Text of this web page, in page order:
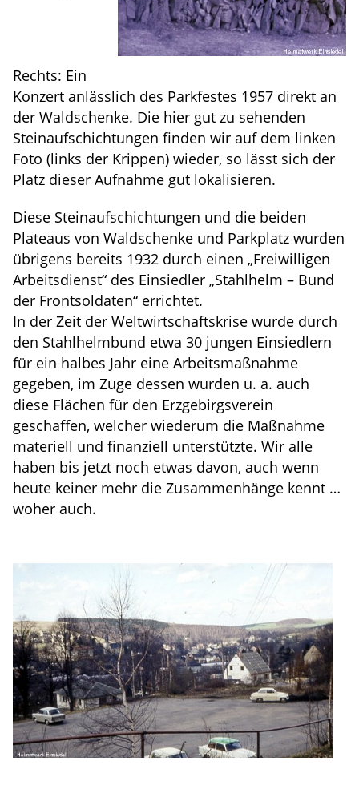
Rechts: Ein
Konzert anlässlich des Parkfestes 1957 direkt an
der Waldschenke. Die hier gut zu sehenden
Steinaufschichtungen finden wir auf dem linken
Foto (links der Krippen) wieder, so lässt sich der
Platz dieser Aufnahme gut lokalisieren.
Diese Steinaufschichtungen und die beiden
Plateaus von Waldschenke und Parkplatz wurden
übrigens bereits 1932 durch einen „Freiwilligen
Arbeitsdienst“ des Einsiedler „Stahlhelm – Bund
der Frontsoldaten“ errichtet.
In der Zeit der Weltwirtschaftskrise wurde durch
den Stahlhelmbund etwa 30 jungen Einsiedlern
für ein halbes Jahr eine Arbeitsmaßnahme
gegeben, im Zuge dessen wurden u. a. auch
diese Flächen für den Erzgebirgsverein
geschaffen, welcher wiederum die Maßnahme
materiell und finanziell unterstützte. Wir alle
haben bis jetzt noch etwas davon, auch wenn
heute keiner mehr die Zusammenhänge kennt …
woher auch.